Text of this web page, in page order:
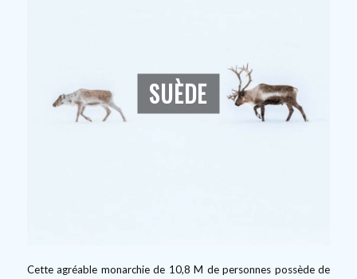
SUÈDE
Cette agréable monarchie de 10,8 M de personnes possède de